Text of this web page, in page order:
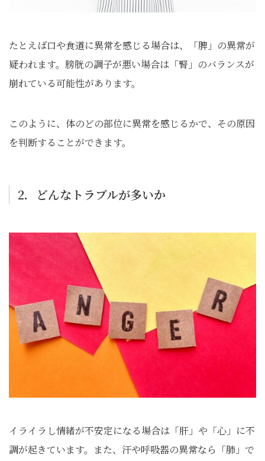
たとえば口や食道に異常を感じる場合は、「脾」の異常が
疑われます。膀胱の調子が悪い場合は「腎」のバランスが
崩れている可能性があります。
このように、体のどの部位に異常を感じるかで、その原因
を判断することができます。
2．どんなトラブルが多いか
イライラし情緒が不安定になる場合は「肝」や「心」に不
調が起きています。また、汗や呼吸器の異常なら「肺」で